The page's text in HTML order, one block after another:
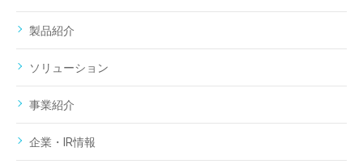
製品紹介
ソリューション
事業紹介
企業・IR情報